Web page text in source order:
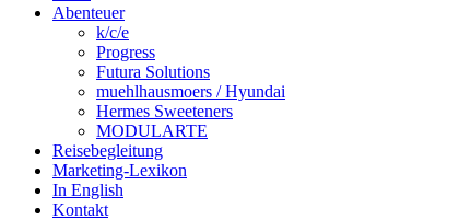
Abenteuer
k/c/e
Progress
Futura Solutions
muehlhausmoers / Hyundai
Hermes Sweeteners
MODULARTE
Reisebegleitung
Marketing-Lexikon
In English
Kontakt